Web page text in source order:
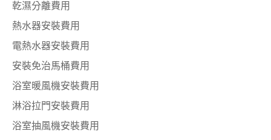
乾濕分離費用
熱水器安裝費用
電熱水器安裝費用
安裝免治馬桶費用
浴室暖風機安裝費用
淋浴拉門安裝費用
浴室抽風機安裝費用